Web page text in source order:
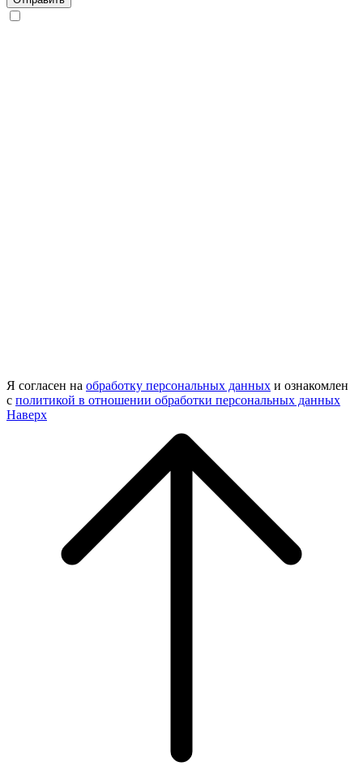
Я согласен на обработку персональных данных и ознакомлен
с политикой в отношении обработки персональных данных
Наверх